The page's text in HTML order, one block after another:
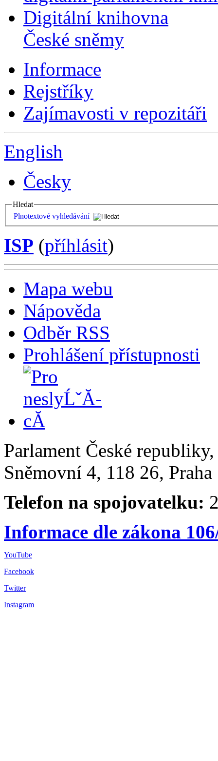
Digitální knihovna
České sněmy
Informace
Rejstříky
Zajímavosti v repozitáři
English
Česky
Hledat
Plnotextové vyhledávání
ISP (příhlásit)
Mapa webu
Nápověda
Odběr RSS
Prohlášení přístupnosti
Parlament České
Sněmovní 4, 118 26,
Telefon na spojovatelku:
Informace dle zákona
YouTube
Facebook
Twitter
Instagram